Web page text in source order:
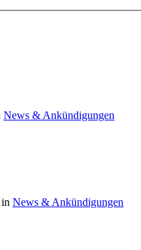
News & Ankündigungen
News & Ankündigungen